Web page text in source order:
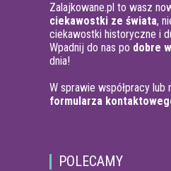
Zalajkowane.pl to wasz
ciekawostki ze świata,
ciekawostki historyczne i
Wpadnij do nas po dobre
dnia!
W sprawie współpracy
formularza
POLECAMY